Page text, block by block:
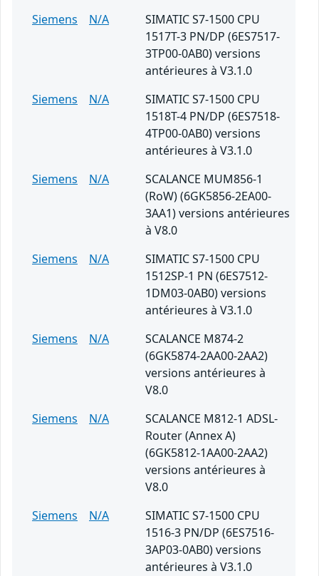
Siemens
N/A
SIMATIC S7-1500 CPU
1517T-3 PN/DP (6ES7517-
3TP00-0AB0) versions
antérieures à V3.1.0
Siemens
N/A
SIMATIC S7-1500 CPU
1518T-4 PN/DP (6ES7518-
4TP00-0AB0) versions
antérieures à V3.1.0
Siemens
N/A
SCALANCE MUM856-1
(RoW) (6GK5856-2EA00-
3AA1) versions antérieures
à V8.0
Siemens
N/A
SIMATIC S7-1500 CPU
1512SP-1 PN (6ES7512-
1DM03-0AB0) versions
antérieures à V3.1.0
Siemens
N/A
SCALANCE M874-2
(6GK5874-2AA00-2AA2)
versions antérieures à
V8.0
Siemens
N/A
SCALANCE M812-1 ADSL-
Router (Annex A)
(6GK5812-1AA00-2AA2)
versions antérieures à
V8.0
Siemens
N/A
SIMATIC S7-1500 CPU
1516-3 PN/DP (6ES7516-
3AP03-0AB0) versions
antérieures à V3.1.0